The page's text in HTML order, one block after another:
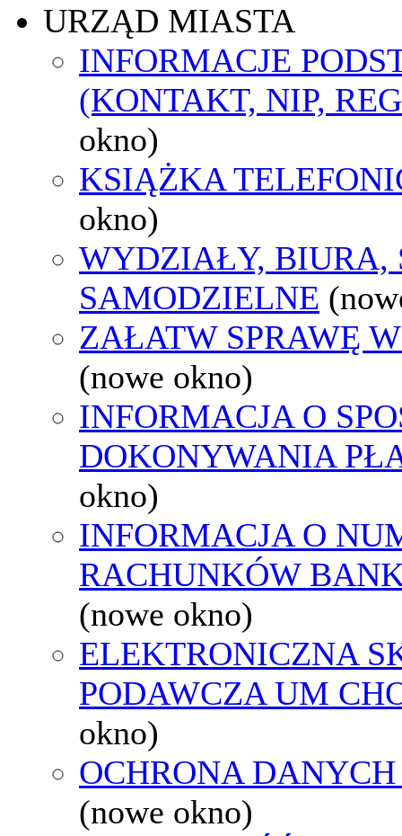
URZĄD MIASTA
INFORMACJE
(KONTAKT, NIP,
okno)
KSIĄŻKA
okno)
WYDZIAŁY, BIURA,
SAMODZIELNE
ZAŁATW SPRAWĘ
(nowe okno)
INFORMACJA O
DOKONYWANIA
okno)
INFORMACJA O
RACHUNKÓW
(nowe okno)
ELEKTRONICZNA
PODAWCZA UM
okno)
OCHRONA
(nowe okno)